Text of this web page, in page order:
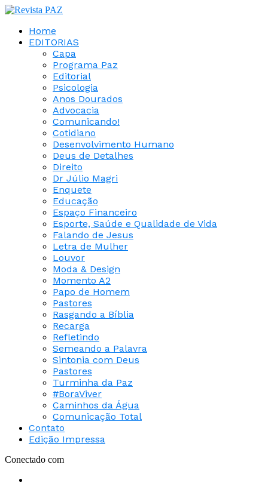
Home
EDITORIAS
Capa
Programa Paz
Editorial
Psicologia
Anos Dourados
Advocacia
Comunicando!
Cotidiano
Desenvolvimento Humano
Deus de Detalhes
Direito
Dr Júlio Magri
Enquete
Educação
Espaço Financeiro
Esporte, Saúde e Qualidade de Vida
Falando de Jesus
Letra de Mulher
Louvor
Moda & Design
Momento A2
Papo de Homem
Pastores
Rasgando a Bíblia
Recarga
Refletindo
Semeando a Palavra
Sintonia com Deus
Pastores
Turminha da Paz
#BoraViver
Caminhos da Água
Comunicação Total
Contato
Edição Impressa
Conectado com